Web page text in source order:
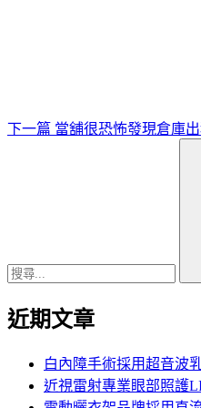
下一篇 當舖很恐怖發現倉庫
近期文章
白內障手術採用超音波
近視雷射專業眼部照護